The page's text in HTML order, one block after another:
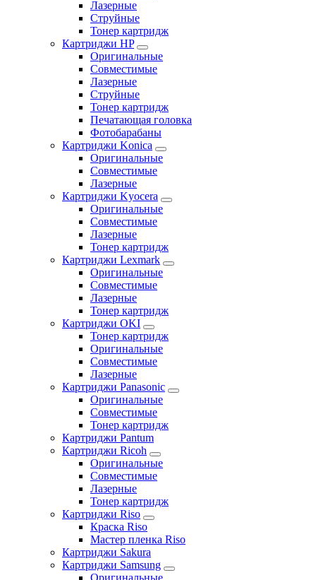
Лазерные
Струйные
Тонер картридж
Картриджи HP
Оригинальные
Совместимые
Лазерные
Струйные
Тонер картридж
Печатающая головка
Фотобарабаны
Картриджи Konica
Оригинальные
Совместимые
Лазерные
Картриджи Kyocera
Оригинальные
Совместимые
Лазерные
Тонер картридж
Картриджи Lexmark
Оригинальные
Совместимые
Лазерные
Тонер картридж
Картриджи OKI
Тонер картридж
Оригинальные
Совместимые
Лазерные
Картриджи Panasonic
Оригинальные
Совместимые
Тонер картридж
Картриджи Pantum
Картриджи Ricoh
Оригинальные
Совместимые
Лазерные
Тонер картридж
Картриджи Riso
Краска Riso
Мастер пленка Riso
Картриджи Sakura
Картриджи Samsung
Оригинальные